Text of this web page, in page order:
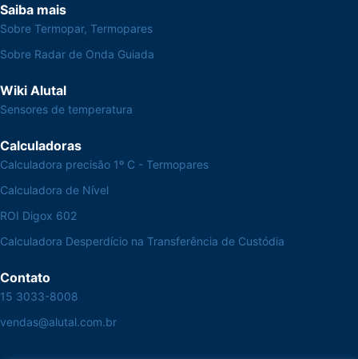
Saiba mais
Sobre Termopar, Termopares
Sobre Radar de Onda Guiada
Wiki Alutal
Sensores de temperatura
Calculadoras
Calculadora precisão 1º C - Termopares
Calculadora de Nível
ROI Digox 602
Calculadora Desperdício na Transferência de Custódia
Contato
15 3033-8008
vendas@alutal.com.br